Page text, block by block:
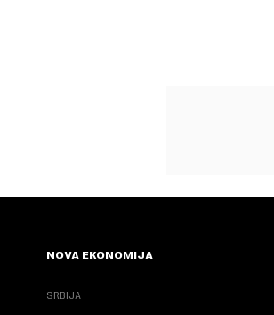
NOVA EKONOMIJA
SRBIJA